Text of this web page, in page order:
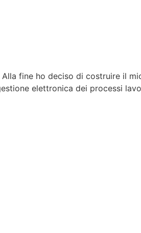
fine ho deciso di costruire il
elettronica dei processi